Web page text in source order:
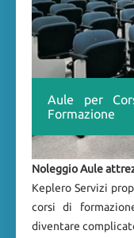
Aule per
Formazione
Noleggio Aule
Keplero Servizi
corsi di
diventare